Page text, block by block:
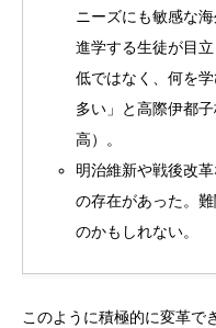
ニーズにも敏感な
進学する生徒が目
低ではなく、何を
多い」と高際伊都
高）。
明治維新や戦後改
の存在があった。
のかもしれない。
このように積極的に変革で